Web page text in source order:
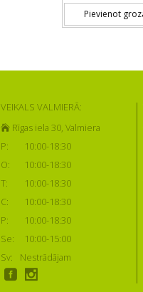
Pievienot
VEIKALS VALMIERĀ:
Rīgas iela 30, Valmiera
P:
10:00-18:30
O:
10:00-18:30
T:
10:00-18:30
C:
10:00-18:30
P:
10:00-18:30
Se:
10:00-15:00
Sv:
Nestrādājam